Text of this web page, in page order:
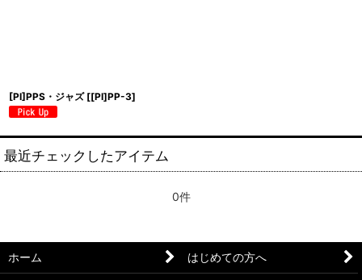
[PI]PPS・ジャズ [[PI]PP-3]
最近チェックしたアイテム
0件
ホーム はじめての方へ